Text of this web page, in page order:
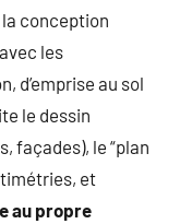
conception
les
d’emprise au sol
le dessin
façades), le “plan
et
au propre